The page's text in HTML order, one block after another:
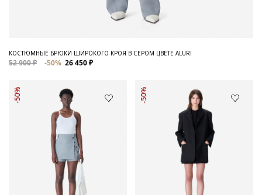
КОСТЮМНЫЕ БРЮКИ ШИРОКОГО КРОЯ В СЕРОМ ЦВЕТЕ ALURI
52 900 ₽ -50% 26 450 ₽
-50% -50%